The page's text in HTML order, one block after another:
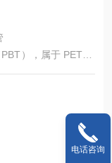
），属于 PET 的
准），能够自行熄
，熔点较高，能
多种复杂环境。
电话咨询